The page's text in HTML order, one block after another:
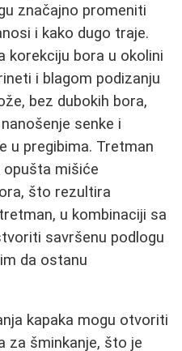
značajno promeniti
i kako dugo traje.
korekciju bora u okolini
i blagom podizanju
bez dubokih bora,
senke i
u pregibima. Tretman
mišiće
što rezultira
u kombinaciji sa
savršenu podlogu
da ostanu
kapaka mogu otvoriti
za šminkanje, što je